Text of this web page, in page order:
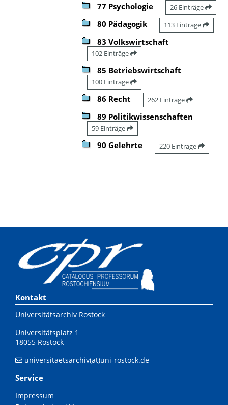
77 Psychologie 26 Einträge
80 Pädagogik 113 Einträge
83 Volkswirtschaft
102 Einträge
85 Betriebswirtschaft
100 Einträge
86 Recht 262 Einträge
89 Politikwissenschaften
59 Einträge
90 Gelehrte 220 Einträge
Kontakt
Universitätsarchiv Rostock
Universitätsplatz 1
18055 Rostock
universitaetsarchiv(at)uni-rostock.de
Service
Impressum